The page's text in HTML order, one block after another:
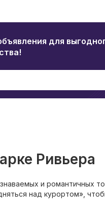
для
Ривьера
и романтичных
над курортом»,